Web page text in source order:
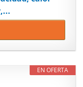
EN OFERTA